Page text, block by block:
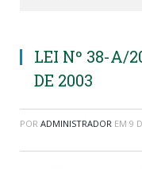
LEI Nº 38-A/
DE 2003
POR ADMINISTRADOR EM 9